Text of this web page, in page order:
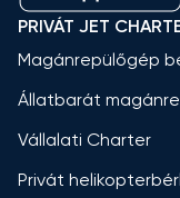
PRIVÁT JET
Magánrepülőgép
Állatbarát
Vállalati Charter
Privát